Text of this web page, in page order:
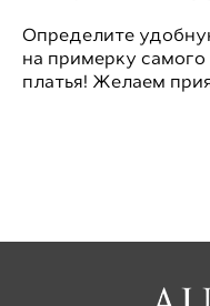
Определите
на примерку самого
платья! Желаем